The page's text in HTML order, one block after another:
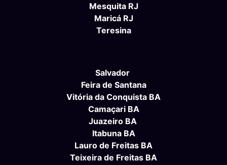
Mesquita RJ
Maricá RJ
Teresina
Salvador
Feira de Santana
Vitória da Conquista BA
Camaçari BA
Juazeiro BA
Itabuna BA
Lauro de Freitas BA
Teixeira de Freitas BA